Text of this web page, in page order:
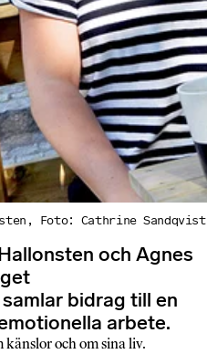
Foto: Cathrine
och Agnes
bidrag till en
arbete.
och om sina liv.